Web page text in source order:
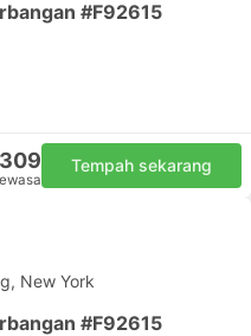
#F92615
Tempah sekarang
New York
#F92615